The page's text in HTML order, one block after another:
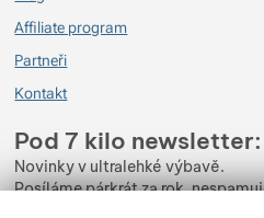
Affiliate program
Partneři
Kontakt
Pod 7 kilo newsletter:
Novinky v ultralehké výbavě.
Posíláme párkrát za rok,